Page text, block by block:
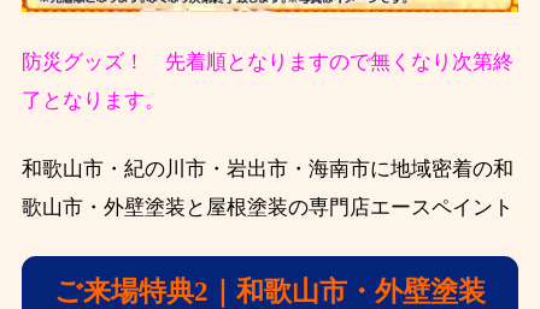
防災グッズ！ 先着順となりますので無くなり次第終
了となります。
和歌山市・紀の川市・岩出市・海南市に地域密着の和
歌山市・外壁塗装と屋根塗装の専門店エースペイント
ご来場特典2｜和歌山市・外壁塗装